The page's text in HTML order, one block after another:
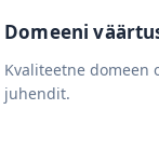
Domeeni
Kvaliteetne domeen
juhendit.